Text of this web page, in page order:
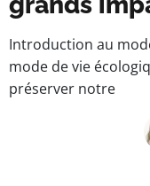
Introduction au
mode de vie
préserver notre